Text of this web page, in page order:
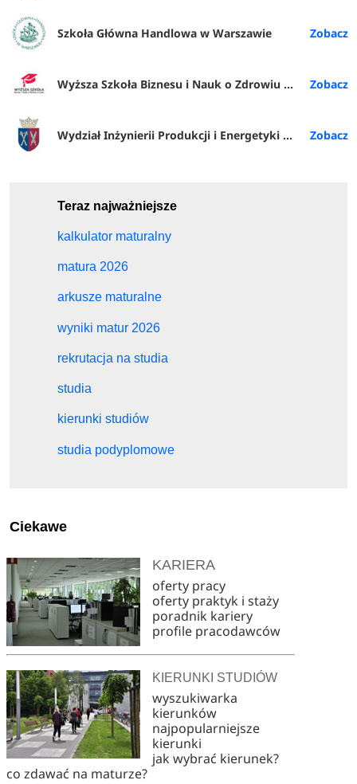
Szkoła Główna Handlowa w Warszawie
Wyższa Szkoła Biznesu i Nauk o Zdrowiu w Łodzi
Wydział Inżynierii Produkcji i Energetyki URK
Teraz najważniejsze
kalkulator maturalny
matura 2026
arkusze maturalne
wyniki matur 2026
rekrutacja na studia
studia
kierunki studiów
studia podyplomowe
Ciekawe
KARIERA
oferty pracy
oferty praktyk i staży
poradnik kariery
profile pracodawców
KIERUNKI STUDIÓW
wyszukiwarka
kierunków
najpopularniejsze
kierunki
jak wybrać kierunek?
co zdawać na maturze?